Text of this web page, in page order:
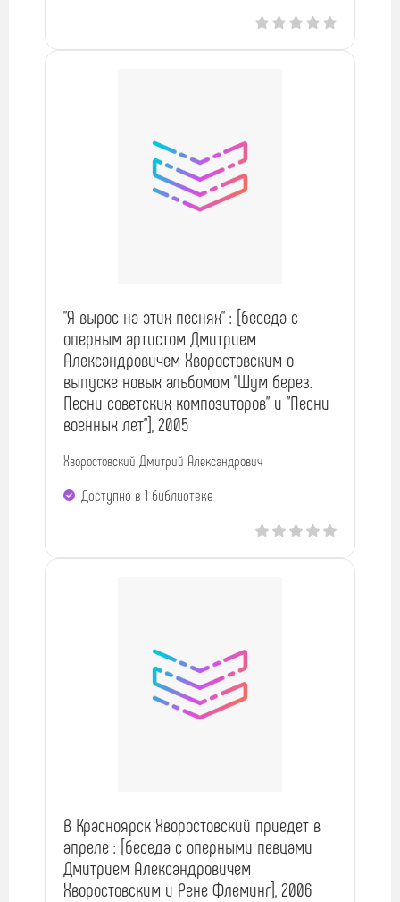
"Я вырос на этих песнях" : [беседа с
оперным артистом Дмитрием
Александровичем Хворостовским о
выпуске новых альбомом "Шум берез.
Песни советских композиторов" и "Песни
военных лет"], 2005
Хворостовский Дмитрий Александрович
Доступно в 1 библиотекe
В Красноярск Хворостовский приедет в
апреле : [беседа с оперными певцами
Дмитрием Александровичем
Хворостовским и Рене Флеминг], 2006